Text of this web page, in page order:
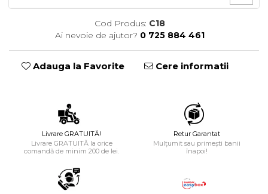
Cod Produs: C18
Ai nevoie de ajutor? 0 725 884 461
Adauga la Favorite Cere informatii
Livrare GRATUITĂ!
Livrare GRATUITĂ la orice
comandă de minim 200 de lei.
Retur Garantat
Mulțumit sau primești banii
înapoi!